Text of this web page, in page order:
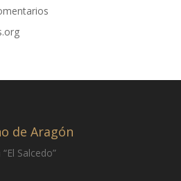
de Aragón
Salcedo”